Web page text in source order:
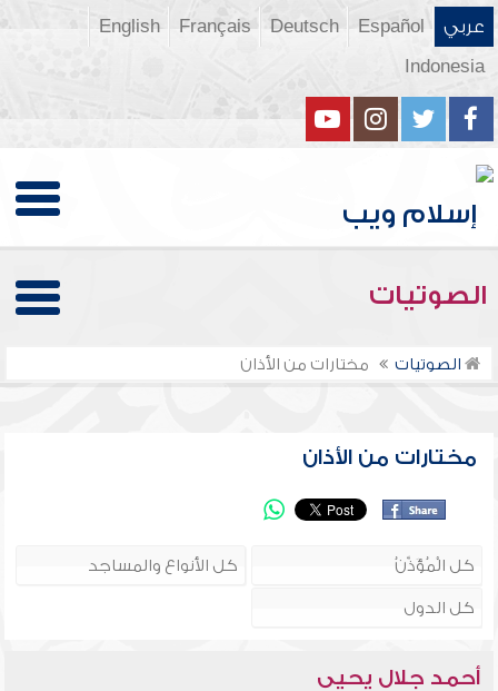
عربي Español
Deutsch
Français
English
Indonesia
الصوتيات
الصوتيات مختارات من الأذان
مختارات من الأذان
أحمد جلال يحيى